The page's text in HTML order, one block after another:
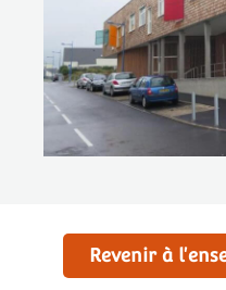
Revenir à